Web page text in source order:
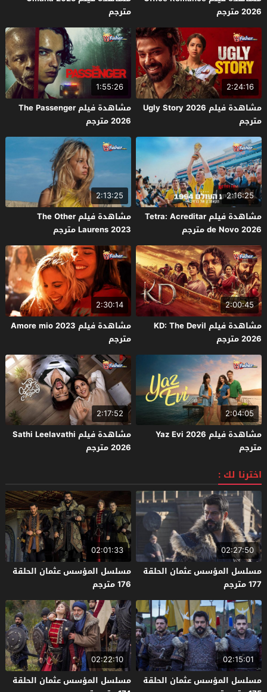
2026 مترجم
مترجم
2:24:16
مشاهدة فيلم Ugly Story 2026
مترجم
1:55:26
مشاهدة فيلم The Passenger
2026 مترجم
2:16:25
مشاهدة فيلم Tetra: Acreditar
de Novo 2026 مترجم
2:13:25
مشاهدة فيلم The Other
Laurens 2023 مترجم
2:00:45
مشاهدة فيلم KD: The Devil
2026 مترجم
2:30:14
مشاهدة فيلم Amore mio 2023
مترجم
2:04:05
مشاهدة فيلم Yaz Evi 2026
مترجم
2:17:52
مشاهدة فيلم Sathi Leelavathi
2026 مترجم
اخترنا لك :
02:27:50
مسلسل المؤسس عثمان الحلقة
177 مترجم
02:01:33
مسلسل المؤسس عثمان الحلقة
176 مترجم
02:15:01
مسلسل المؤسس عثمان الحلقة
02:22:10
مسلسل المؤسس عثمان الحلقة